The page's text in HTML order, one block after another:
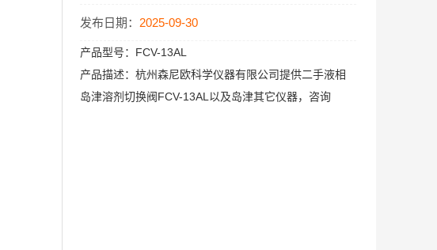
发布日期： 2025-09-30
产品型号： FCV-13AL
产品描述：杭州森尼欧科学仪器有限公司提供二手液相
岛津溶剂切换阀FCV-13AL以及岛津其它仪器，咨询